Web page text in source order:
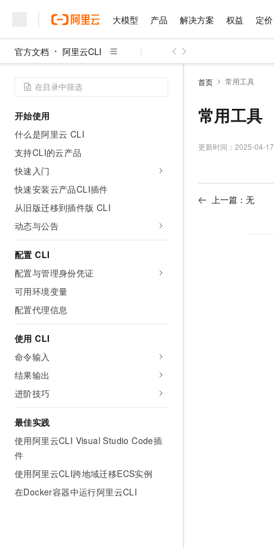
大模型 产品 解决方案 权益 定价
官方文档 阿里云CLI
开始使用
什么是阿里云 CLI
支持CLI的云产品
快速入门
快速安装云产品CLI插件
从旧版迁移到插件版 CLI
动态与公告
配置 CLI
配置与管理身份凭证
可用环境变量
配置代理信息
使用 CLI
命令输入
结果输出
进阶技巧
最佳实践
使用阿里云CLI Visual Studio Code插
件
使用阿里云CLI跨地域迁移ECS实例
在Docker容器中运行阿里云CLI
首页 常用工具
常用工具
更新时间： 2025-04-
上一篇：无
大模型
产品
精选产品
计算
容器
网络与CDN
安全
中间件
数据库
大数据计算
媒体服务
域名与网站
Serverless
精选产品
解决方案
精选解决方案
互联网应用开发
大数据
安全
网络
可观测
上云与迁云
企业出海
政企业务
精选解决方案
权益
定价
云市场
伙伴
服务
了解阿里云